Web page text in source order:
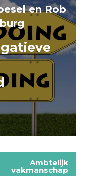
en Rob
Ambtelijk
vakmanschap